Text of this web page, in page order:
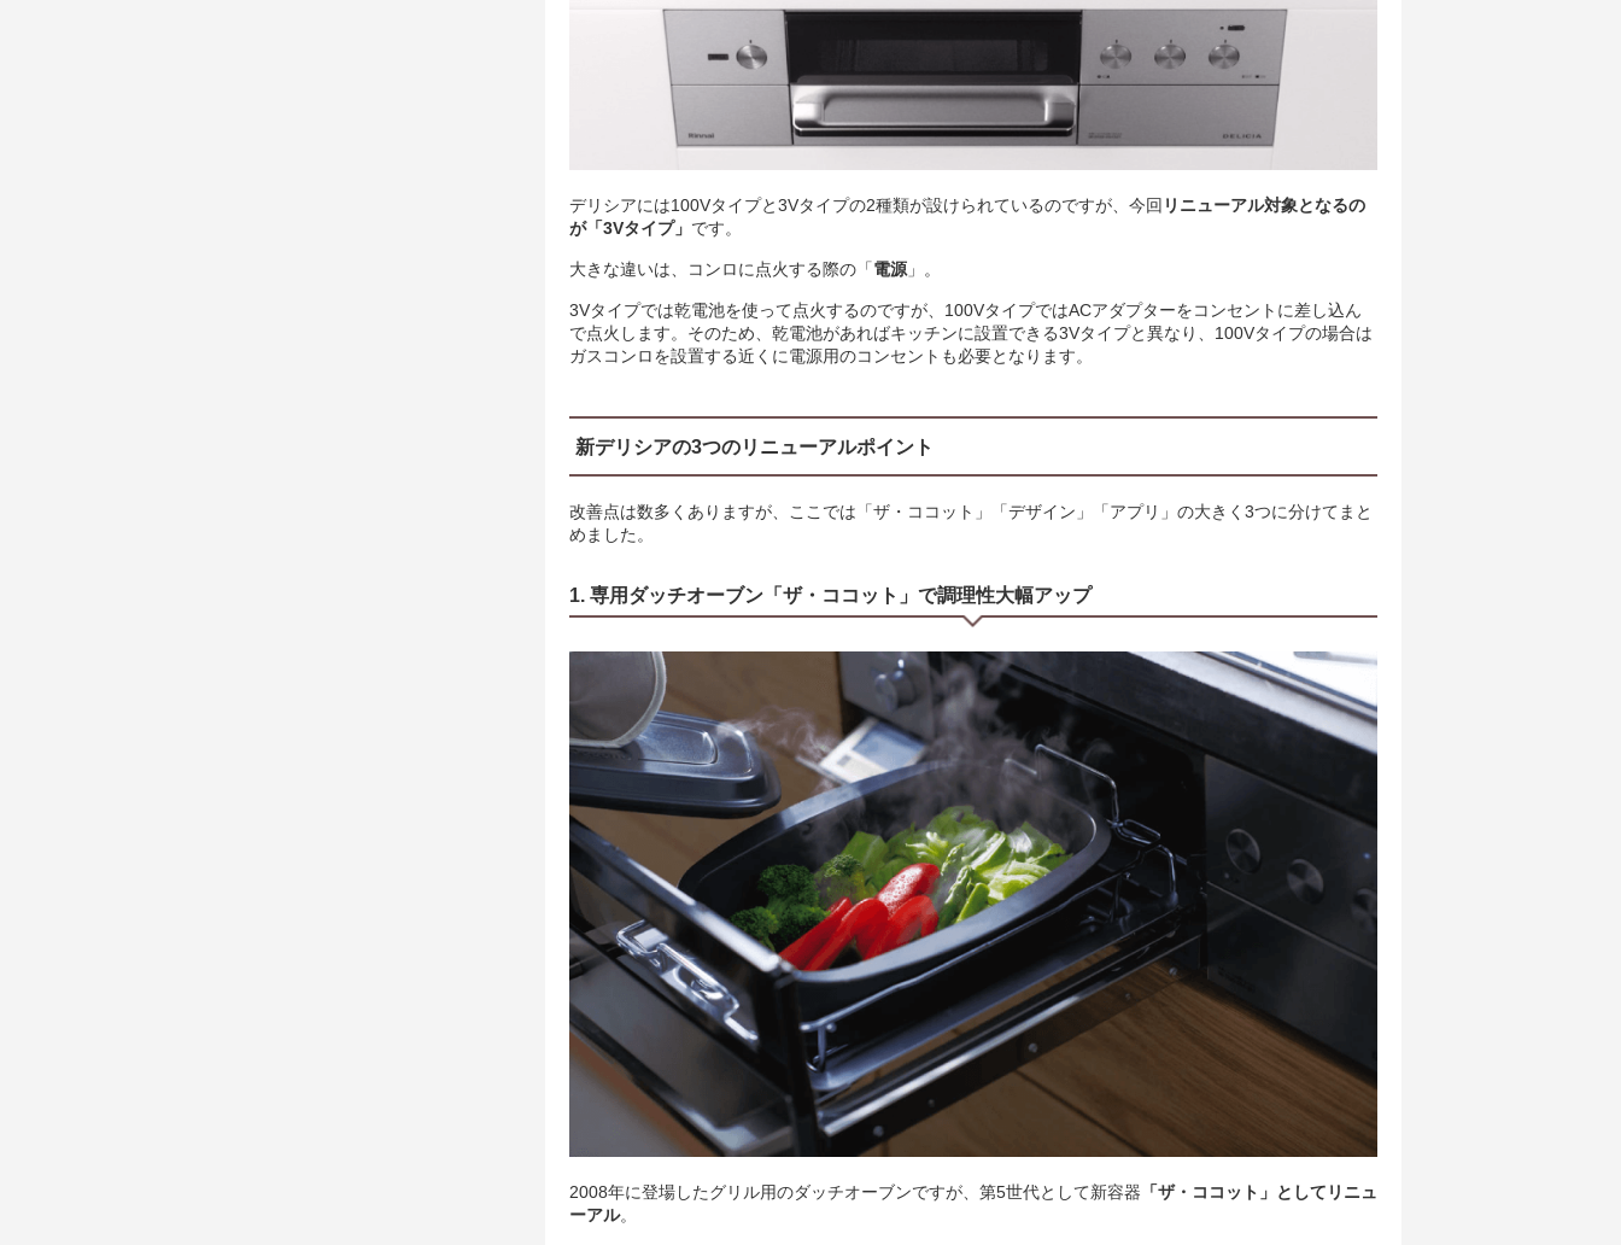
デリシアには100Vタイプと3Vタイプの2種類が設けられているのですが、今回 リニューアル対象となるの
が「3Vタイプ」 です。
大きな違いは、コンロに点火する際の「電源 」。
3Vタイプでは乾電池を使って点火するのですが、100VタイプではACアダプターをコンセントに差し込ん
で点火します。そのため、乾電池があればキッチンに設置できる3Vタイプと異なり、100Vタイプの場合は
ガスコンロを設置する近くに電源用のコンセントも必要となります。
新デリシアの3つのリニューアルポイント
改善点は数多くありますが、ここでは「ザ・ココット」「デザイン」「アプリ」の大きく3つに分けてまと
めました。
1. 専用ダッチオーブン「ザ・ココット」で調理性大幅アップ
2008年に登場したグリル用のダッチオーブンですが、第5世代として新容器 「ザ・ココット」としてリニュ
ーアル。